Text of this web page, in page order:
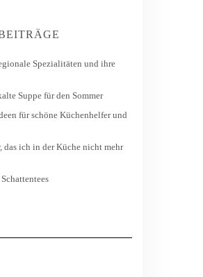
Spezialitäten und ihre
Suppe für den Sommer
für schöne Küchenhelfer und
das ich in der Küche nicht mehr